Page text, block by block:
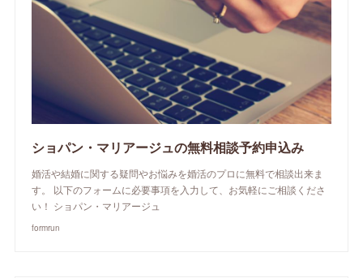
ショパン・マリアージュの無料相談予約申込み
婚活や結婚に関する疑問やお悩みを婚活のプロに無料で相談出来ま
す。 以下のフォームに必要事項を入力して、お気軽にご相談くださ
い！ ショパン・マリアージュ
formrun